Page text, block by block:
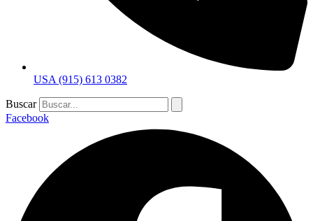
USA (915) 613 0382
Buscar
Facebook